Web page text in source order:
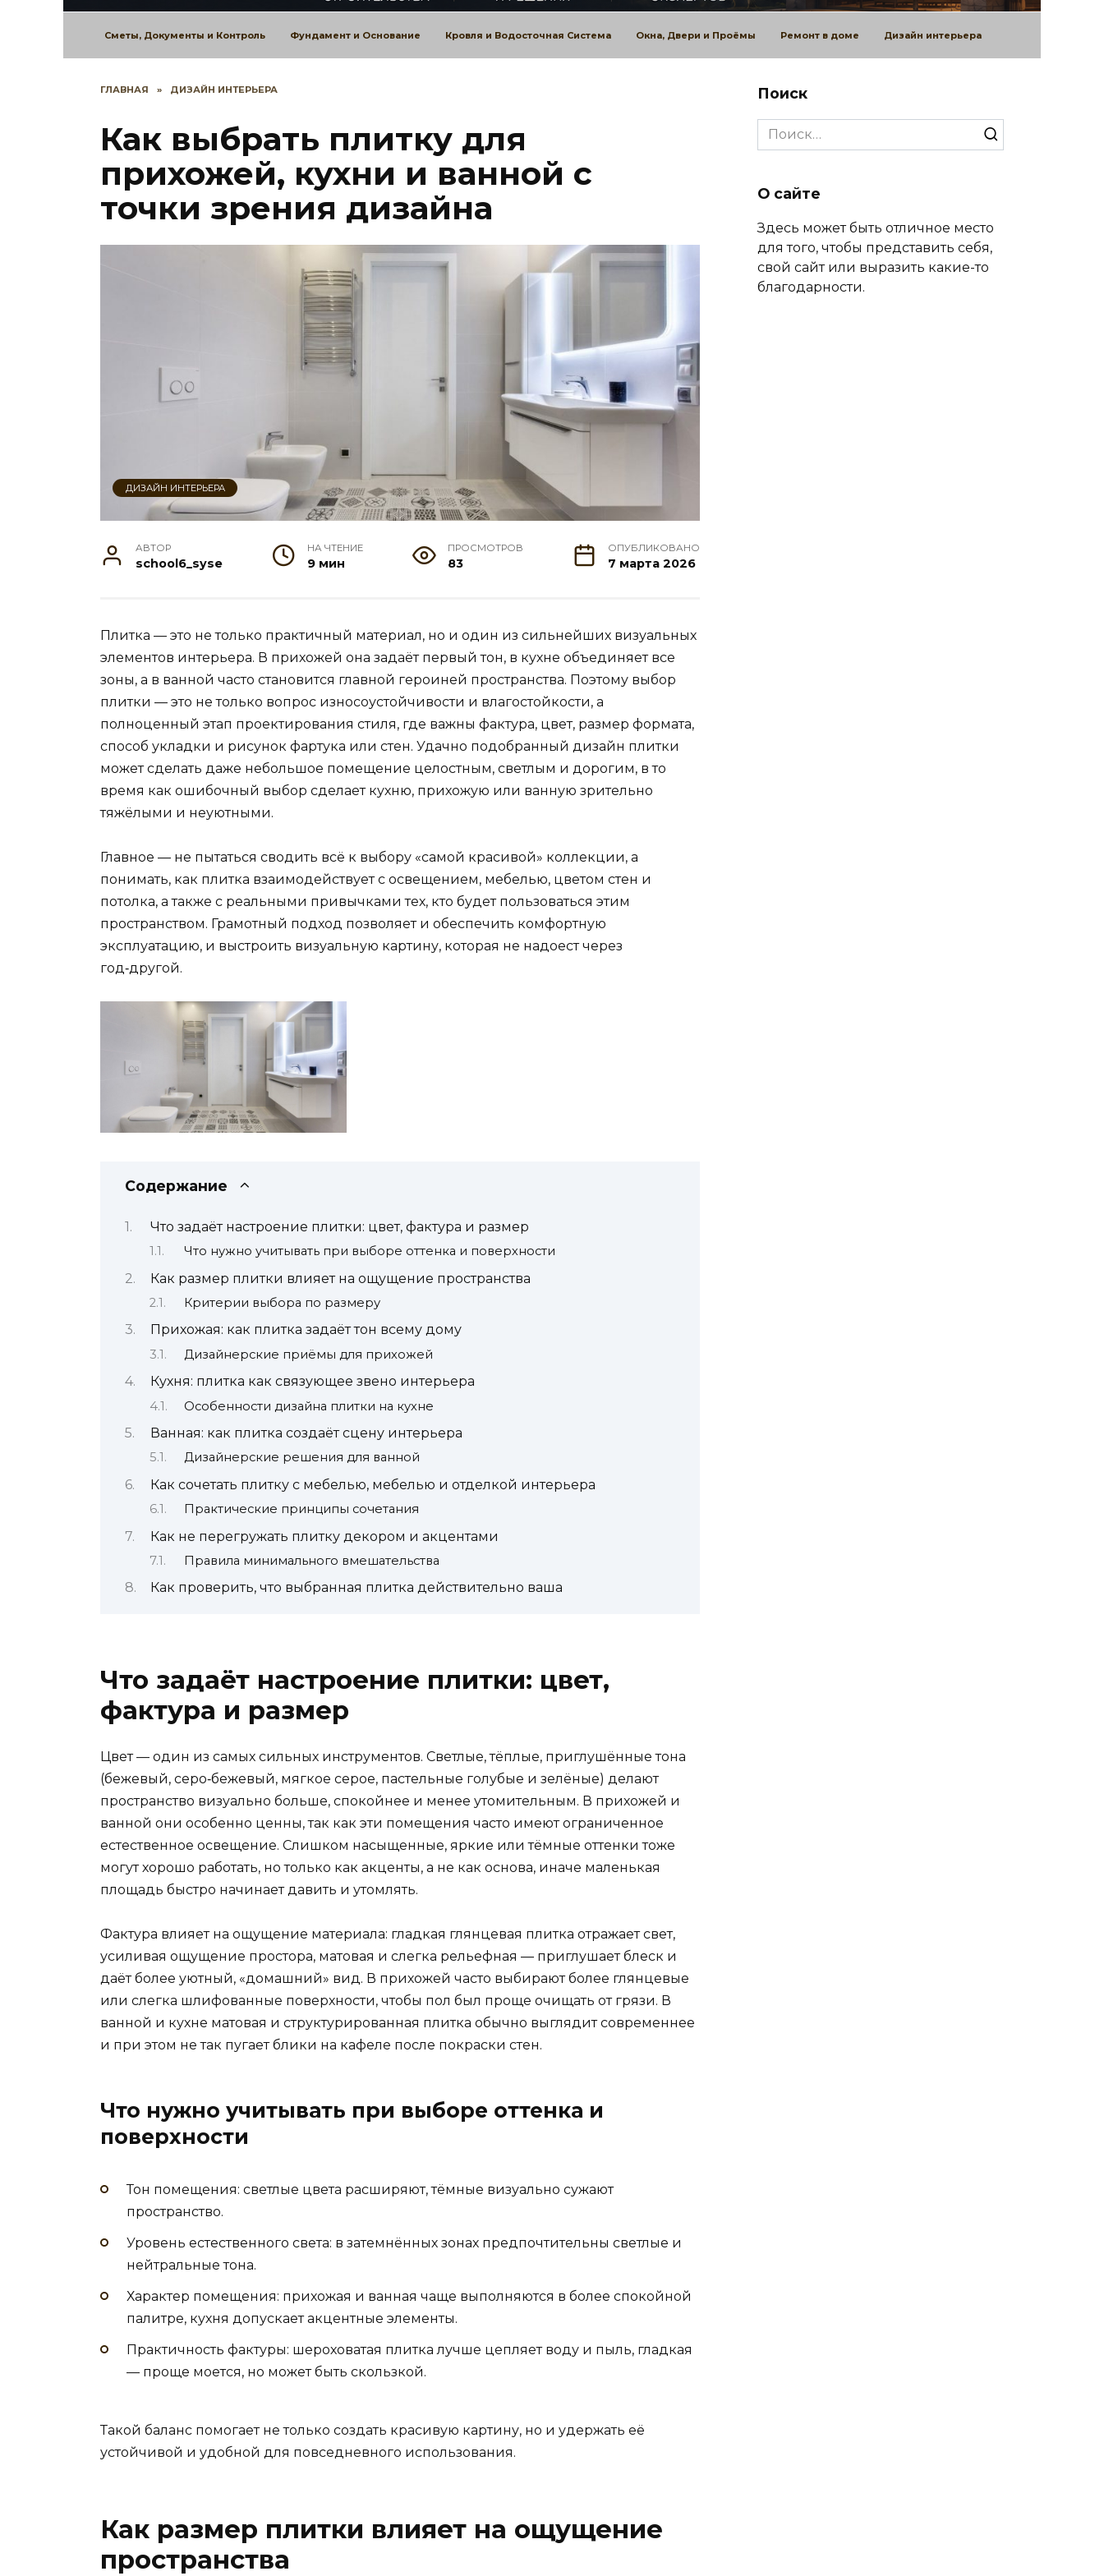
Сметы, Документы и Контроль Фундамент и Основание Кровля и Водосточная Система Окна, Двери и Проёмы Ремонт в доме Дизайн интерьера
ГЛАВНАЯ » ДИЗАЙН ИНТЕРЬЕРА
Как выбрать плитку для
прихожей, кухни и ванной с
точки зрения дизайна
ДИЗАЙН ИНТЕРЬЕРА
АВТОР
school6_syse
НА ЧТЕНИЕ
9 мин
ПРОСМОТРОВ
83
ОПУБЛИКОВАНО
7 марта 2026
Плитка — это не только практичный материал, но и один из сильнейших визуальных
элементов интерьера. В прихожей она задаёт первый тон, в кухне объединяет все
зоны, а в ванной часто становится главной героиней пространства. Поэтому выбор
плитки — это не только вопрос износоустойчивости и влагостойкости, а
полноценный этап проектирования стиля, где важны фактура, цвет, размер формата,
способ укладки и рисунок фартука или стен. Удачно подобранный дизайн плитки
может сделать даже небольшое помещение целостным, светлым и дорогим, в то
время как ошибочный выбор сделает кухню, прихожую или ванную зрительно
тяжёлыми и неуютными.
Главное — не пытаться сводить всё к выбору «самой красивой» коллекции, а
понимать, как плитка взаимодействует с освещением, мебелью, цветом стен и
потолка, а также с реальными привычками тех, кто будет пользоваться этим
пространством. Грамотный подход позволяет и обеспечить комфортную
эксплуатацию, и выстроить визуальную картину, которая не надоест через
год‑другой.
Содержание
Что задаёт настроение плитки: цвет, фактура и размер
Что нужно учитывать при выборе оттенка и поверхности
Как размер плитки влияет на ощущение пространства
Критерии выбора по размеру
Прихожая: как плитка задаёт тон всему дому
Дизайнерские приёмы для прихожей
Кухня: плитка как связующее звено интерьера
Особенности дизайна плитки на кухне
Ванная: как плитка создаёт сцену интерьера
Дизайнерские решения для ванной
Как сочетать плитку с мебелью, мебелью и отделкой интерьера
Практические принципы сочетания
Как не перегружать плитку декором и акцентами
Правила минимального вмешательства
Как проверить, что выбранная плитка действительно ваша
Что задаёт настроение плитки: цвет,
фактура и размер
Цвет — один из самых сильных инструментов. Светлые, тёплые, приглушённые тона
(бежевый, серо‑бежевый, мягкое серое, пастельные голубые и зелёные) делают
пространство визуально больше, спокойнее и менее утомительным. В прихожей и
ванной они особенно ценны, так как эти помещения часто имеют ограниченное
естественное освещение. Слишком насыщенные, яркие или тёмные оттенки тоже
могут хорошо работать, но только как акценты, а не как основа, иначе маленькая
площадь быстро начинает давить и утомлять.
Фактура влияет на ощущение материала: гладкая глянцевая плитка отражает свет,
усиливая ощущение простора, матовая и слегка рельефная — приглушает блеск и
даёт более уютный, «домашний» вид. В прихожей часто выбирают более глянцевые
или слегка шлифованные поверхности, чтобы пол был проще очищать от грязи. В
ванной и кухне матовая и структурированная плитка обычно выглядит современнее
и при этом не так пугает блики на кафеле после покраски стен.
Что нужно учитывать при выборе оттенка и
поверхности
Тон помещения: светлые цвета расширяют, тёмные визуально сужают
пространство.
Уровень естественного света: в затемнённых зонах предпочтительны светлые и
нейтральные тона.
Характер помещения: прихожая и ванная чаще выполняются в более спокойной
палитре, кухня допускает акцентные элементы.
Практичность фактуры: шероховатая плитка лучше цепляет воду и пыль, гладкая
— проще моется, но может быть скользкой.
Такой баланс помогает не только создать красивую картину, но и удержать её
устойчивой и удобной для повседневного использования.
Как размер плитки влияет на ощущение
пространства
Поиск
Search
for:
О сайте
Здесь может быть отличное место
для того, чтобы представить себя,
свой сайт или выразить какие-то
благодарности.